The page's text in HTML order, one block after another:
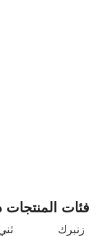
فئات
زنبرك